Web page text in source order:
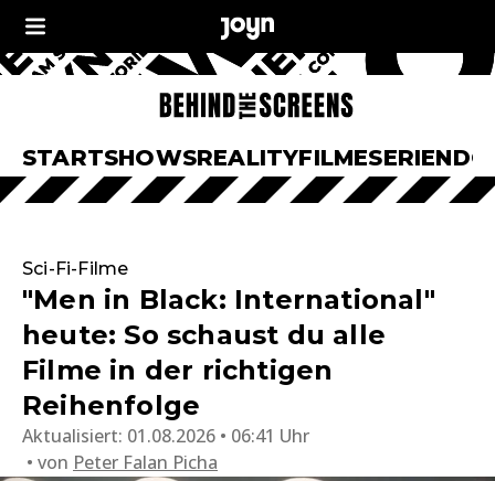
STARTSHOWSREALITYFILMESERIEN
Sci-Fi-Filme
"Men in Black: International"
heute: So schaust du alle
Filme in der richtigen
Reihenfolge
Aktualisiert: 01.08.2026 • 06:41 Uhr
von Peter Falan Picha